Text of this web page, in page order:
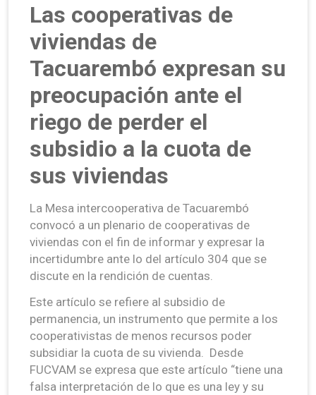
Las cooperativas de
viviendas de
Tacuarembó expresan su
preocupación ante el
riego de perder el
subsidio a la cuota de
sus viviendas
La Mesa intercooperativa de Tacuarembó
convocó a un plenario de cooperativas de
viviendas con el fin de informar y expresar la
incertidumbre ante lo del artículo 304 que se
discute en la rendición de cuentas.
Este artículo se refiere al subsidio de
permanencia, un instrumento que permite a los
cooperativistas de menos recursos poder
subsidiar la cuota de su vivienda. Desde
FUCVAM se expresa que este artículo “tiene una
falsa interpretación de lo que es una ley y su